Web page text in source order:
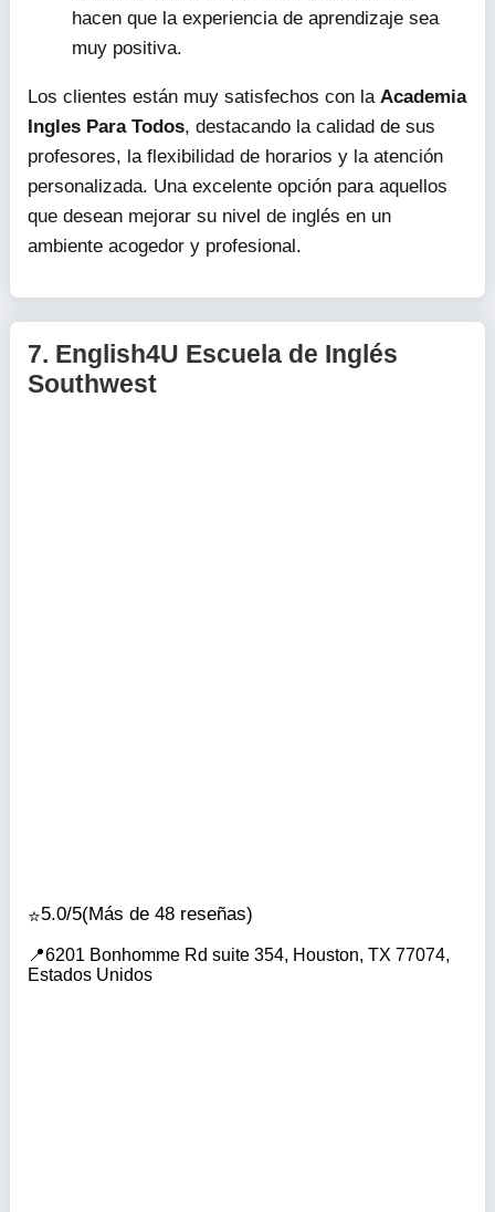
hacen que la experiencia de aprendizaje sea
muy positiva.
Los clientes están muy satisfechos con la Academia
Ingles Para Todos, destacando la calidad de sus
profesores, la flexibilidad de horarios y la atención
personalizada. Una excelente opción para aquellos
que desean mejorar su nivel de inglés en un
ambiente acogedor y profesional.
7. English4U Escuela de Inglés
Southwest
5.0/5(Más de 48 reseñas)
6201 Bonhomme Rd suite 354, Houston, TX 77074,
Estados Unidos